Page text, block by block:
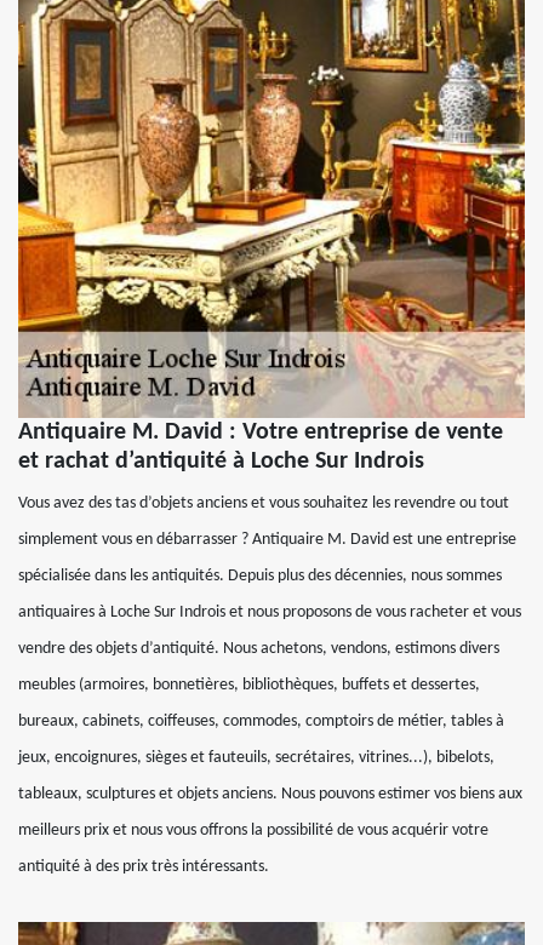
Antiquaire M. David : Votre entreprise de vente
et rachat d’antiquité à Loche Sur Indrois
Vous avez des tas d’objets anciens et vous souhaitez les revendre ou tout
simplement vous en débarrasser ? Antiquaire M. David est une entreprise
spécialisée dans les antiquités. Depuis plus des décennies, nous sommes
antiquaires à Loche Sur Indrois et nous proposons de vous racheter et vous
vendre des objets d’antiquité. Nous achetons, vendons, estimons divers
meubles (armoires, bonnetières, bibliothèques, buffets et dessertes,
bureaux, cabinets, coiffeuses, commodes, comptoirs de métier, tables à
jeux, encoignures, sièges et fauteuils, secrétaires, vitrines...), bibelots,
tableaux, sculptures et objets anciens. Nous pouvons estimer vos biens aux
meilleurs prix et nous vous offrons la possibilité de vous acquérir votre
antiquité à des prix très intéressants.